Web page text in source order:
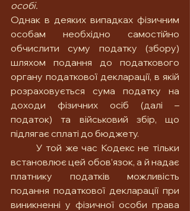
особі.
Однак в деяких випадках фізичним
особам необхідно самостійно
обчислити суму податку (збору)
шляхом подання до податкового
органу податкової декларації, в якій
розраховується сума податку на
доходи фізичних осіб (далі –
податок) та військовий збір, що
підлягає сплаті до бюджету.
встановлює цей обов’язок, а й надає
платнику податків можливість
подання податкової декларації при
виникненні у фізичної особи права